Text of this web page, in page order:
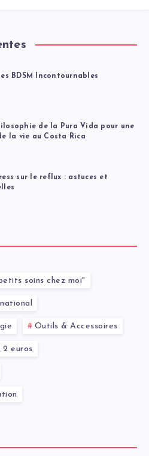
BDSM Incontournables
de la Pura Vida pour une
la vie au Costa Rica
sur le reflux : astuces et
soins chez moi"
Outils & Accessoires
2 euros